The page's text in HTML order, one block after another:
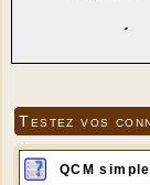
ANIMÉ
vous aurez
son bouchon.
sablé.
Votre matériel
Testez vos
QCM simple